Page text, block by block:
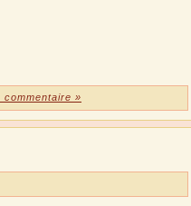
commentaire »